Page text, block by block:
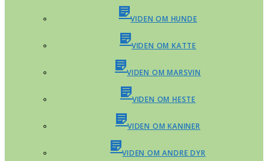
VIDEN OM HUNDE
VIDEN OM KATTE
VIDEN OM MARSVIN
VIDEN OM HESTE
VIDEN OM KANINER
VIDEN OM ANDRE DYR